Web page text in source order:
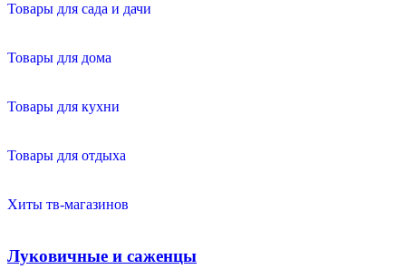
Товары для сада и дачи
Товары для дома
Товары для кухни
Товары для отдыха
Хиты тв-магазинов
Луковичные и саженцы